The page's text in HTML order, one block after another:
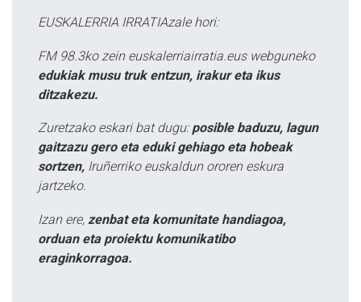
EUSKALERRIA IRRATIAzale hori:
FM 98.3ko zein euskalerriairratia.eus webguneko
edukiak musu truk entzun, irakur eta ikus
ditzakezu.
Zuretzako eskari bat dugu: posible baduzu, lagun
gaitzazu gero eta eduki gehiago eta hobeak
sortzen, Iruñerriko euskaldun ororen eskura
jartzeko.
Izan ere, zenbat eta komunitate handiagoa,
orduan eta proiektu komunikatibo
eraginkorragoa.